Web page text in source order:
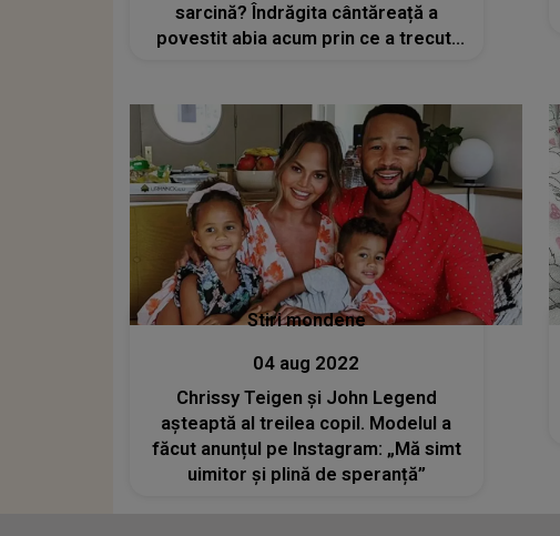
sarcină? Îndrăgita cântăreață a
povestit abia acum prin ce a trecut:
Stiri mondene
04 aug 2022
Chrissy Teigen și John Legend
așteaptă al treilea copil. Modelul a
făcut anunțul pe Instagram: „Mă simt
uimitor și plină de speranță”